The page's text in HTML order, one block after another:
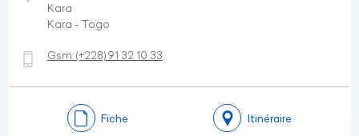
Kara
Kara - Togo
Gsm:(+228)91 32 10 33
Fiche Itinéraire